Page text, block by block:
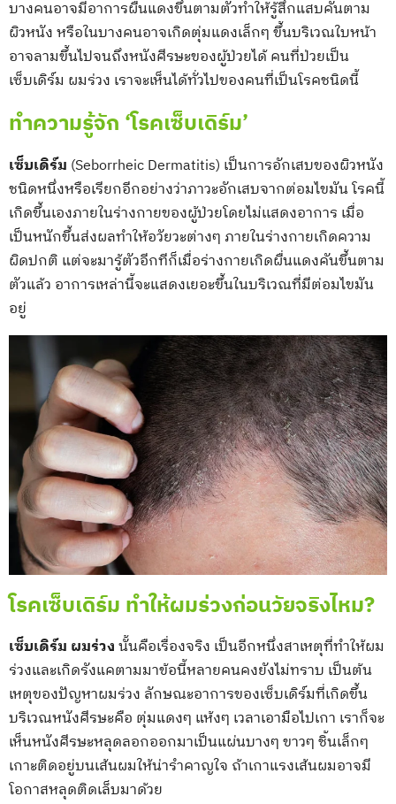
บางคนอาจมีอาการผื่นแดงขึ้นตามตัวทำให้รู้สึกแสบคันตาม
ผิวหนัง หรือในบางคนอาจเกิดตุ่มแดงเล็กๆ ขึ้นบริเวณใบหน้า
อาจลามขึ้นไปจนถึงหนังศีรษะของผู้ป่วยได้ คนที่ป่วยเป็น
เซ็บเดิร์ม ผมร่วง เราจะเห็นได้ทั่วไปของคนที่เป็นโรคชนิดนี้
ทำความรู้จัก ‘โรคเซ็บเดิร์ม’
เซ็บเดิร์ม (Seborrheic Dermatitis) เป็นการอักเสบของผิวหนัง
ชนิดหนึ่งหรือเรียกอีกอย่างว่าภาวะอักเสบจากต่อมไขมัน โรคนี้
เกิดขึ้นเองภายในร่างกายของผู้ป่วยโดยไม่เเสดงอาการ เมื่อ
เป็นหนักขึ้นส่งผลทำให้อวัยวะต่างๆ ภายในร่างกายเกิดความ
ผิดปกติ แต่จะมารู้ตัวอีกทีก็เมื่อร่างกายเกิดผื่นแดงคันขึ้นตาม
ตัวแล้ว อาการเหล่านี้จะแสดงเยอะขึ้นในบริเวณที่มีต่อมไขมัน
อยู่
โรคเซ็บเดิร์ม ทำให้ผมร่วงก่อนวัยจริงไหม?
เซ็บเดิร์ม ผมร่วงนั้นคือเรื่องจริง เป็นอีกหนึ่งสาเหตุที่ทำให้ผม
ร่วงและเกิดรังแคตามมาข้อนี้หลายคนคงยังไม่ทราบ เป็นต้น
เหตุของปัญหาผมร่วง ลักษณะอาการของเซ็บเดิร์มที่เกิดขึ้น
บริเวณหนังศีรษะคือ ตุ่มแดงๆ แห้งๆ เวลาเอามือไปเกา เราก็จะ
เห็นหนังศีรษะหลุดลอกออกมาเป็นแผ่นบางๆ ขาวๆ ชิ้นเล็กๆ
เกาะติดอยู่บนเส้นผมให้น่ารำคาญใจ ถ้าเกาแรงเส้นผมอาจมี
โอกาสหลุดติดเล็บมาด้วย